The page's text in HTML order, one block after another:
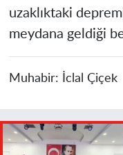
uzaklıktaki
meydana geldiği
Muhabir: İclal Çiçek